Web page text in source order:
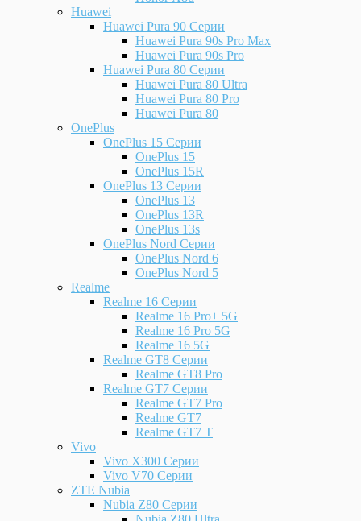
Huawei
Huawei Pura 90 Серии
Huawei Pura 90s Pro Max
Huawei Pura 90s Pro
Huawei Pura 80 Серии
Huawei Pura 80 Ultra
Huawei Pura 80 Pro
Huawei Pura 80
OnePlus
OnePlus 15 Серии
OnePlus 15
OnePlus 15R
OnePlus 13 Серии
OnePlus 13
OnePlus 13R
OnePlus 13s
OnePlus Nord Серии
OnePlus Nord 6
OnePlus Nord 5
Realme
Realme 16 Серии
Realme 16 Pro+ 5G
Realme 16 Pro 5G
Realme 16 5G
Realme GT8 Серии
Realme GT8 Pro
Realme GT7 Серии
Realme GT7 Pro
Realme GT7
Realme GT7 T
Vivo
Vivo X300 Серии
Vivo V70 Серии
ZTE Nubia
Nubia Z80 Серии